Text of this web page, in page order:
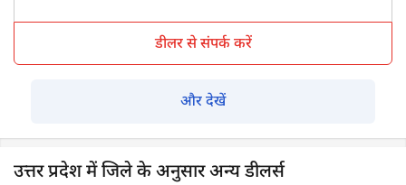
डीलर से संपर्क करें
और देखें
उत्तर प्रदेश में जिले के अनुसार अन्य डीलर्स